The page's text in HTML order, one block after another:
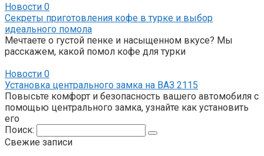
Новости 0
Секреты приготовления кофе в турке и выбор
идеального помола
Мечтаете о густой пенке и насыщенном вкусе? Мы
расскажем, какой помол кофе для турки
Новости 0
Установка центрального замка на ВАЗ 2115
Повысьте комфорт и безопасность вашего автомобиля с
помощью центрального замка, узнайте как установить
его
Поиск:
Свежие записи